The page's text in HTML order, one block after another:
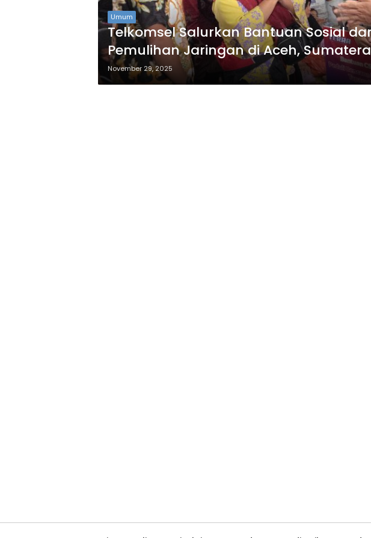
Umum
Telkomsel Salurkan Bantuan Sosial
Pemulihan Jaringan di Aceh, Sumatera Utara, dan
Sumatera Barat
November 29, 2025